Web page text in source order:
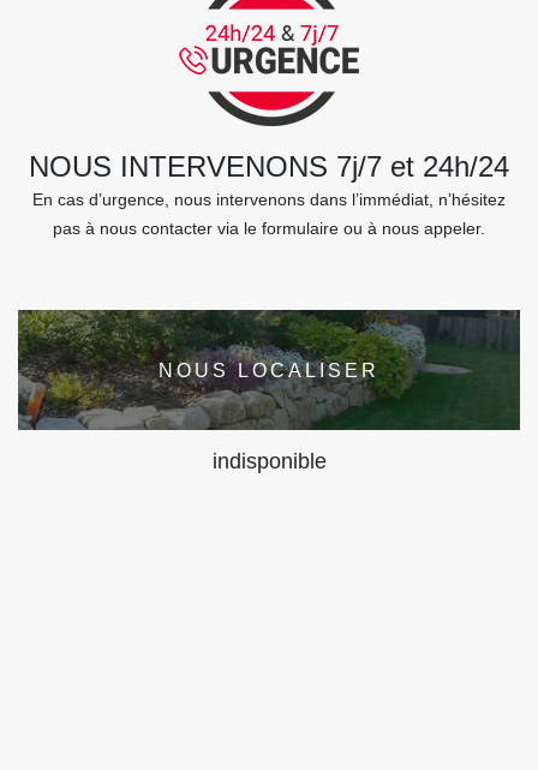
NOUS INTERVENONS 7j/7 et 24h/24
En cas d’urgence, nous intervenons dans l’immédiat, n’hésitez
pas à nous contacter via le formulaire ou à nous appeler.
NOUS LOCALISER
indisponible